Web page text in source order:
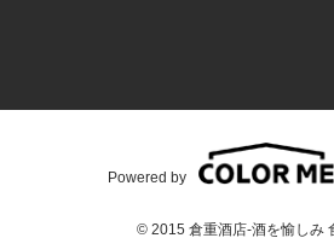
© 2015 倉重酒店-酒を愉しみ
Powered by